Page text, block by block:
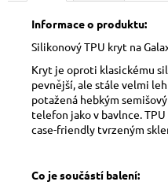
Informace o produktu:
Silikonový TPU kryt na
Kryt je oproti klasickému
pevnější, ale stále velmi
potažená hebkým
telefon jako v bavlnce.
case-friendly tvrzeným
Co je součástí balení: